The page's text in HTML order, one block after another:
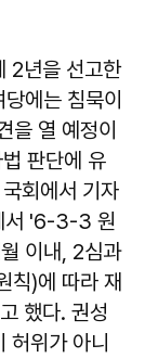
2년을 선고한
에는 침묵이
을 열 예정이
판단에 유
회에서 기자
서 '6-3-3 원
이내, 2심과
칙)에 따라 재
했다. 권성
허위가 아니